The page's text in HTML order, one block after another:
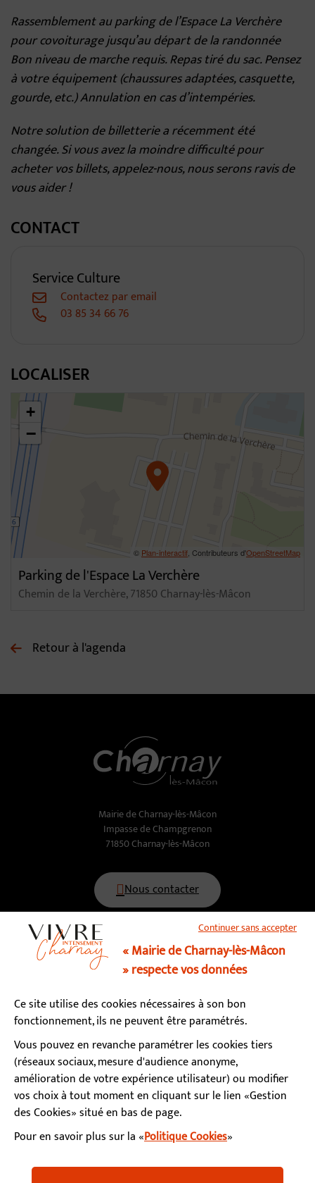
Rassemblement au parking de l’Espace La Verchère
pour covoiturage jusqu’au départ de la randonnée
Bon niveau de marche requis. Repas tiré du sac. Pensez
à votre équipement (chaussures adaptées, casquette,
gourde, etc.) Annulation en cas d’intempéries.
Notre solution de billetterie a récemment été
changée. Si vous avez la moindre difficulté pour
acheter vos billets, appelez-nous, nous serons ravis de
vous aider !
CONTACT
Service Culture
Contactez par email
03 85 34 66 76
LOCALISER
46.30632029246571,4.796108892033136
+
−
© Plan-interactif , Contributeurs d'OpenStreetMap
Parking de l'Espace La Verchère
Chemin de la Verchère, 71850 Charnay-lès-Mâcon
Retour à l'agenda
Mairie de Charnay-lès-Mâcon
Impasse de Champgrenon
71850 Charnay-lès-Mâcon
Nous contacter
03 85 34 15 70
Lundi, mardi, mercredi, vendredi : 9h - 12h / 13h - 17h
Jeudi : fermé le matin / 13h - 17h
Samedi : 9h - 12h (permanence état-civil)
S’abonner à la newsletter
FacebookInstagram
YouTubeLinkedInCalaméo
Continuer sans accepter
« Mairie de Charnay-lès-Mâcon
» respecte vos données
Ce site utilise des cookies nécessaires à son bon
fonctionnement, ils ne peuvent être paramétrés.
Vous pouvez en revanche paramétrer les cookies tiers
(réseaux sociaux, mesure d'audience anonyme,
amélioration de votre expérience utilisateur) ou modifier
vos choix à tout moment en cliquant sur le lien «Gestion
des Cookies» situé en bas de page.
Pour en savoir plus sur la «Politique Cookies»